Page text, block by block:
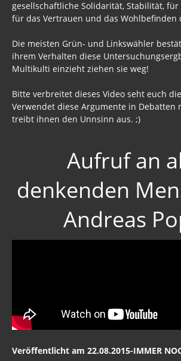
gesellschaftliche Solidarität, Stabilität,
für das Vertrauen und das Wohlbefinden
Die meisten Grün- und Linkswähler
ihrem Verhalten diese
Multikulti einzieht ziehen sie weg!
Bitte verbreitet dieses Video seht euch
Verwendet diese Argumente in
treibt ihnen den Unnsinn aus. ;)
Aufruf an
denkenden
Andreas
Veröffentlicht am 22.08.2015-IMMER